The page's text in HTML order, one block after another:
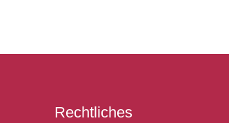
Rechtliches